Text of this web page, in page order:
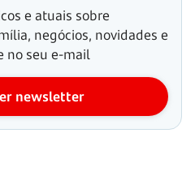
e atuais sobre
negócios, novidades e
no seu e-mail
newsletter